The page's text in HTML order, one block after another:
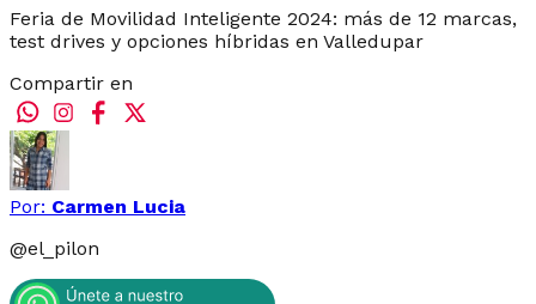
Feria de Movilidad Inteligente 2024: más de 12 marcas,
test drives y opciones híbridas en Valledupar
Compartir en
Por: Carmen Lucia
@el_pilon